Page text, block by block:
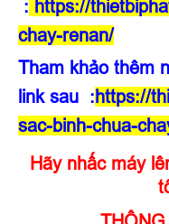
: https://
chay-renan/
Tham khảo thêm
link sau :https://
sac-binh-chua-
Hãy nhấc máy